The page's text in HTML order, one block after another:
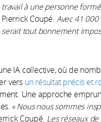
travail à une personne
Pierrick Coupé. Avec 41 000
serait tout bonnement
IA collective, où de
vers un résultat précis et
Une approche
« Nous nous sommes
Coupé. Les réseaux